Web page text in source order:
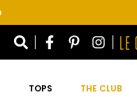
TOPS THE CLUB